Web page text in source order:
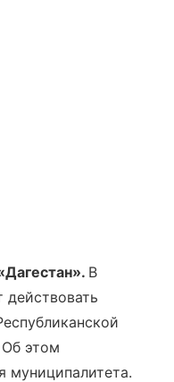
В
действовать
этом
муниципалитета.